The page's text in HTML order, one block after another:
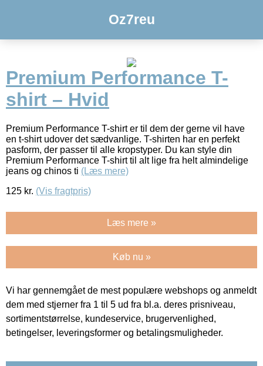
Oz7reu
Premium Performance T-
shirt – Hvid
Premium Performance T-shirt er til dem der gerne vil have
en t-shirt udover det sædvanlige. T-shirten har en perfekt
pasform, der passer til alle kropstyper. Du kan style din
Premium Performance T-shirt til alt lige fra helt almindelige
jeans og chinos ti (Læs mere)
125 kr. (Vis fragtpris)
Læs mere »
Køb nu »
Vi har gennemgået de mest populære webshops og anmeldt
dem med stjerner fra 1 til 5 ud fra bl.a. deres prisniveau,
sortimentstørrelse, kundeservice, brugervenlighed,
betingelser, leveringsformer og betalingsmuligheder.